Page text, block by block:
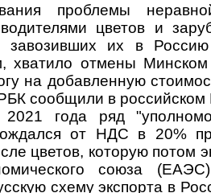
проблемы
цветов и
завозивших их в
хватило отмены
на добавленную
сообщили в
года ряд
от НДС в 20%
цветов, которую потом
союза
схему экспорта в